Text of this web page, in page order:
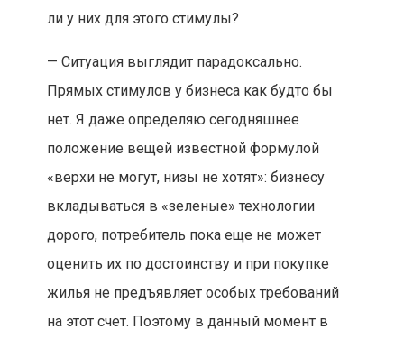
ли у них для этого стимулы?
— Ситуация выглядит парадоксально.
Прямых стимулов у бизнеса как будто бы
нет. Я даже определяю сегодняшнее
положение вещей известной формулой
«верхи не могут, низы не хотят»: бизнесу
вкладываться в «зеленые» технологии
дорого, потребитель пока еще не может
оценить их по достоинству и при покупке
жилья не предъявляет особых требований
на этот счет. Поэтому в данный момент в